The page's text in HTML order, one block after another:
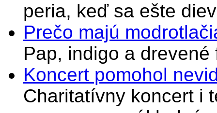
peria, keď sa ešte
Prečo majú
Pap, indigo a drevené
Koncert pomohol
Charitatívny koncert i